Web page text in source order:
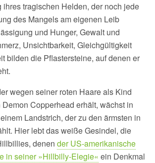
ihres tragischen Helden, der noch jede
des Mangels am eigenen Leib
und Hunger, Gewalt und
Unsichtbarkeit, Gleichgültigkeit
bilden die Pflastersteine, auf denen er
wegen seiner roten Haare als Kind
Copperhead erhält, wächst in
Landstrich, der zu den ärmsten in
Hier lebt das weiße Gesindel, die
denen der US-amerikanische
in seiner »Hillbilly-Elegie« ein Denkmal